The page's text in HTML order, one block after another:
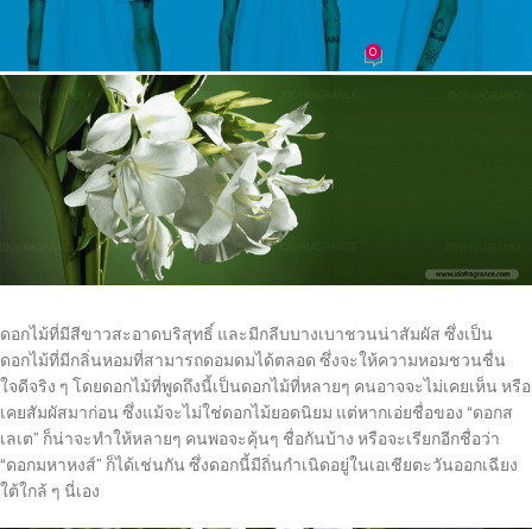
ทั่วทั้งบาง
น้องน้ำหอม On 31/05/2018 0
ดอกไม้ที่มีสีขาวสะอาดบริสุทธิ์ และมีกลีบบางเบาชวนน่าสัมผัส ซึ่งเป็น
ดอกไม้ที่มีกลิ่นหอมที่สามารถดอมดมได้ตลอด ซึ่งจะให้ความหอมชวนชื่น
ใจดีจริง ๆ โดยดอกไม้ที่พูดถึงนี้เป็นดอกไม้ที่หลายๆ คนอาจจะไม่เคยเห็น หรือ
เคยสัมผัสมาก่อน ซึ่งแม้จะไม่ใช่ดอกไม้ยอดนิยม แต่หากเอ่ยชื่อของ “ดอกส
เลเต” ก็น่าจะทำให้หลายๆ คนพอจะคุ้นๆ ชื่อกันบ้าง หรือจะเรียกอีกชื่อว่า
“ดอกมหาหงส์” ก็ได้เช่นกัน ซึ่งดอกนี้มีถิ่นกำเนิดอยู่ในเอเชียตะวันออกเฉียง
ใต้ใกล้ ๆ นี่เอง